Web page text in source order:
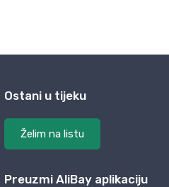
Ostani u tijeku
Želim na listu
Preuzmi AliBay aplikaciju